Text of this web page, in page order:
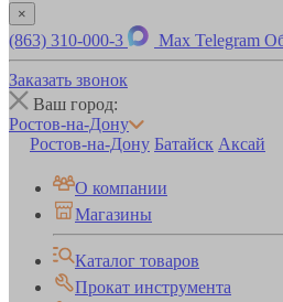
×
(863) 310-000-3 Max Telegram
Заказать звонок
Ваш город:
Ростов-на-Дону
Ростов-на-Дону Батайск Аксай
О компании
Магазины
Каталог товаров
Прокат инструмента